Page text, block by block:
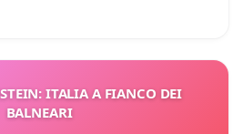
ITALIA A FIANCO DEI
BALNEARI